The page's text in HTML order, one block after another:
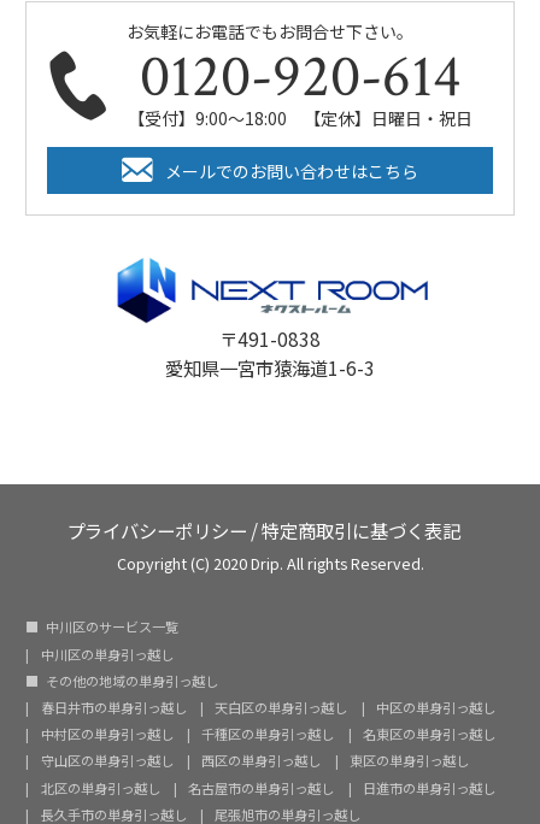
お気軽にお電話でもお問合せ下さい。
0120-920-614
【受付】9:00～18:00 【定休】日曜日・祝日
メールでのお問い合わせはこちら
〒491-0838
愛知県一宮市猿海道1-6-3
プライバシーポリシー /特定商取引に基づく表記
Copyright (C) 2020 Drip. All rights Reserved.
中川区のサービス一覧
中川区の単身引っ越し
その他の地域の単身引っ越し
春日井市の単身引っ越し
天白区の単身引っ越し
中区の単身引っ越し
中村区の単身引っ越し
千種区の単身引っ越し
名東区の単身引っ越し
守山区の単身引っ越し
西区の単身引っ越し
東区の単身引っ越し
北区の単身引っ越し
名古屋市の単身引っ越し
日進市の単身引っ越し
長久手市の単身引っ越し
尾張旭市の単身引っ越し